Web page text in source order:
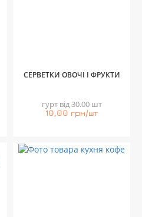
СЕРВЕТКИ ОВОЧІ І ФРУКТИ
гурт від 30.00 шт
10,00 грн/шт